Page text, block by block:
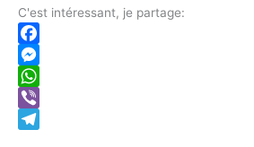
col
étroit
C'est intéressant, je partage:
Facebook
Messenger
WhatsApp
Viber